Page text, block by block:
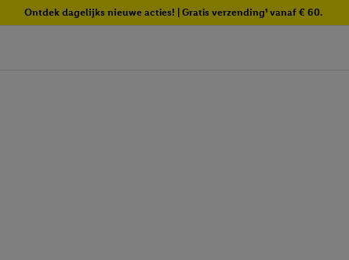
Ontdek dagelijks nieuwe acties! | Gratis verzending¹ vanaf € 60.